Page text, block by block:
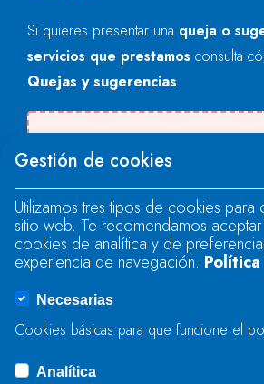
Si quieres presentar una queja o
servicios que prestamos consulta
Quejas y sugerencias.
"text".
Se produjo un error al
"text".
Se produjo un error al
Gestión de cookies
Utilizamos tres tipos de cookies para
sitio web. Te recomendamos aceptar
cookies de analítica y de
experiencia de navegación.
Necesarias
Cookies básicas para que funcione el
Analítica